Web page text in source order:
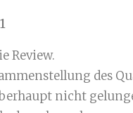
Review.
des
nicht